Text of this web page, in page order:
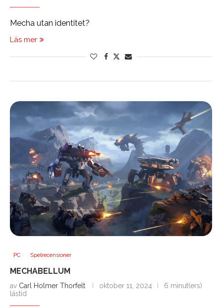
Mecha utan identitet?
Läs mer
PC Spelrecensioner
MECHABELLUM
av Carl Holmer Thorfelt oktober 11, 2024
6 minut(ers)
lästid